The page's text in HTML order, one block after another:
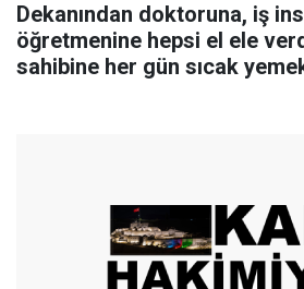
Dekanından doktoruna, iş
öğretmenine hepsi el ele
sahibine her gün sıcak